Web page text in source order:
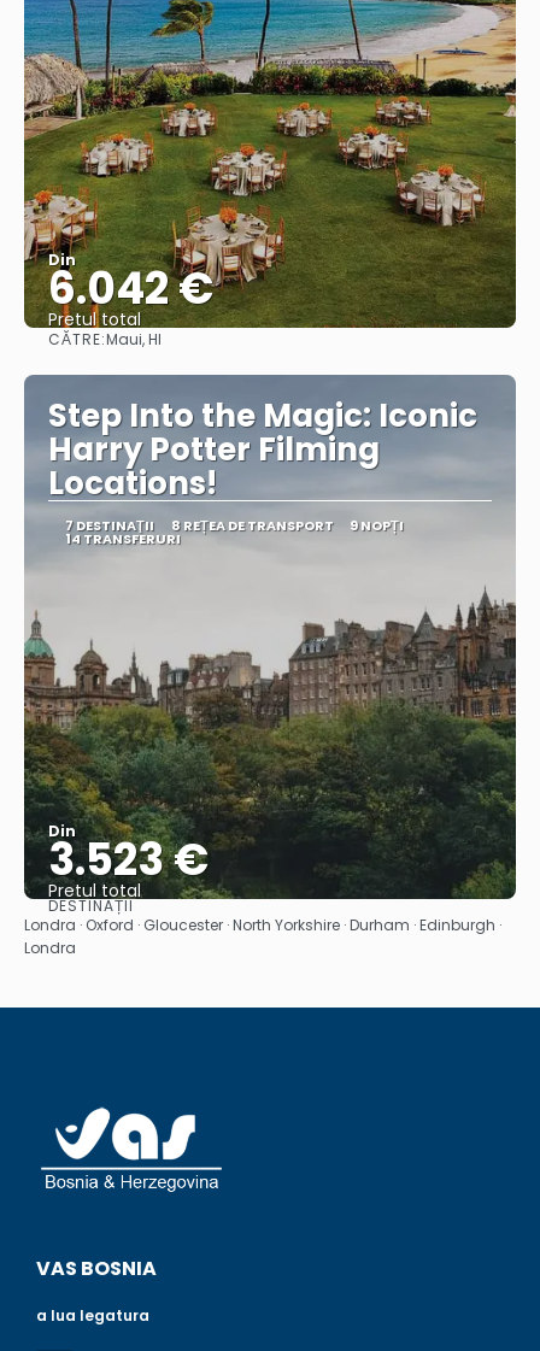
Din
6.042 €
Pretul total
CĂTRE:Maui, HI
Step Into the Magic: Iconic
Harry Potter Filming
Locations!
7 DESTINAŢII 8 REȚEA DE TRANSPORT 9 NOPȚI
14 TRANSFERURI
Din
3.523 €
Pretul total
Vedea
DESTINAȚII
Londra · Oxford · Gloucester · North Yorkshire · Durham · Edinburgh ·
Londra
VAS BOSNIA
a lua legatura